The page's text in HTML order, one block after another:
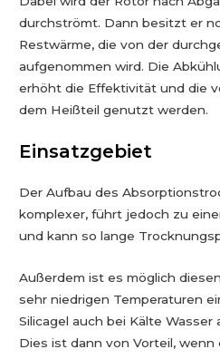
durchströmt. Dann besitzt er
Restwärme, die von der
aufgenommen wird. Die
erhöht die Effektivität und die
dem Heißteil genutzt werden.
Einsatzgebiet
Der Aufbau des
komplexer, führt jedoch zu
und kann so lange
Außerdem ist es möglich
sehr niedrigen Temperaturen
Silicagel auch bei Kälte
Dies ist dann von Vorteil,